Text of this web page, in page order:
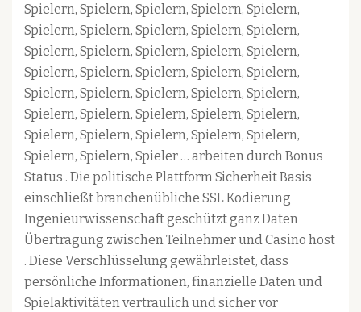
Spielern, Spielern, Spielern, Spielern, Spielern,
Spielern, Spielern, Spielern, Spielern, Spielern,
Spielern, Spielern, Spielern, Spielern, Spielern,
Spielern, Spielern, Spielern, Spielern, Spielern,
Spielern, Spielern, Spielern, Spielern, Spielern,
Spielern, Spielern, Spielern, Spielern, Spielern,
Spielern, Spielern, Spielern, Spielern, Spielern,
Spielern, Spielern, Spieler … arbeiten durch Bonus
Status . Die politische Plattform Sicherheit Basis
einschließt branchenübliche SSL Kodierung
Ingenieurwissenschaft geschützt ganz Daten
Übertragung zwischen Teilnehmer und Casino host
. Diese Verschlüsselung gewährleistet, dass
persönliche Informationen, finanzielle Daten und
Spielaktivitäten vertraulich und sicher vor